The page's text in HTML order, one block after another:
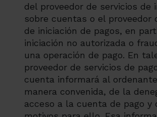
del proveedor de servicios de
sobre cuentas o el proveedor
de iniciación de pagos, en
iniciación no autorizada o
una operación de pago. En
proveedor de servicios de
cuenta informará al
manera convenida, de la
acceso a la cuenta de pago y